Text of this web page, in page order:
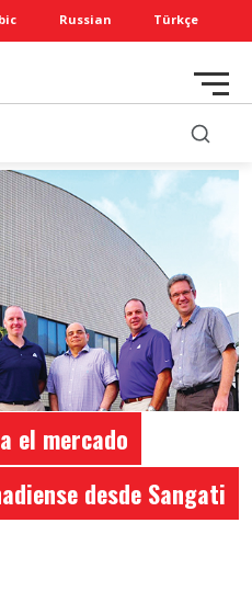
Russian Türkçe
el mercado
desde Sangati